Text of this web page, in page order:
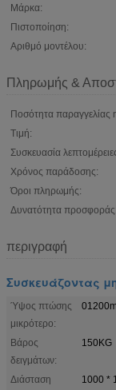
Μάρκα:
Πιστοποίηση:
Αριθμό μοντέλου:
Πληρωμής &
Ποσότητα παραγγελίας
Τιμή:
Συσκευασία
Χρόνος παράδοσης:
Όροι πληρωμής:
Δυνατότητα προσφοράς:
περιγραφή
Συσκευάζοντας
Ύψος πτώσης
μικρότερο:
Βάρος
δειγμάτων:
150KG
Διάσταση
1000 *